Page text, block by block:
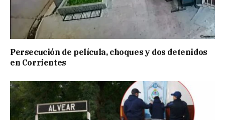
Persecución de película, choques y dos detenidos
en Corrientes